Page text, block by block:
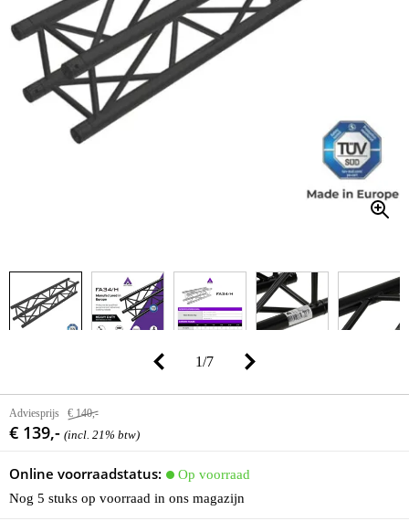
1/7
Adviesprijs € 140,-
€ 139,- (incl. 21% btw)
Online voorraadstatus:
Op voorraad
Nog 5 stuks op voorraad in ons magazijn